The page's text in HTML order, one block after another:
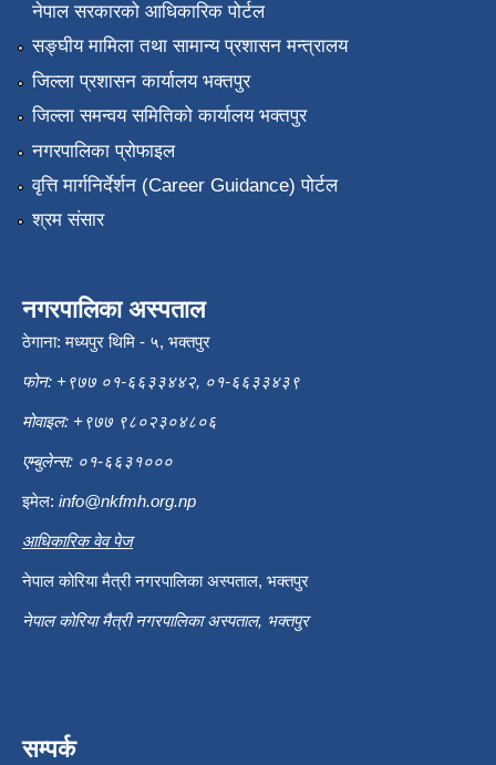
नेपाल सरकारको आधिकारिक पोर्टल
सङ्‍घीय मामिला तथा सामान्य प्रशासन मन्त्रालय
जिल्ला प्रशासन कार्यालय भक्तपुर
जिल्ला समन्वय समितिको कार्यालय भक्तपुर
नगरपालिका प्रोफाइल
वृत्ति मार्गनिर्देर्शन (Career Guidance) पोर्टल
श्रम संसार
नगरपालिका अस्पताल
ठेगाना: मध्यपुर थिमि - ५, भक्तपुर
फोन: +९७७ ०१-६६३३४४२, ०१-६६३३४३९
मोवाइल: +९७७ ९८०२३०४८०६
एम्बुलेन्स: ०१-६६३१०००
इमेल: info@nkfmh.org.np
आधिकारिक वेव पेज
नेपाल कोरिया मैत्री नगरपालिका अस्पताल, भक्तपुर
नेपाल कोरिया मैत्री नगरपालिका अस्पताल, भक्तपुर
सम्पर्क